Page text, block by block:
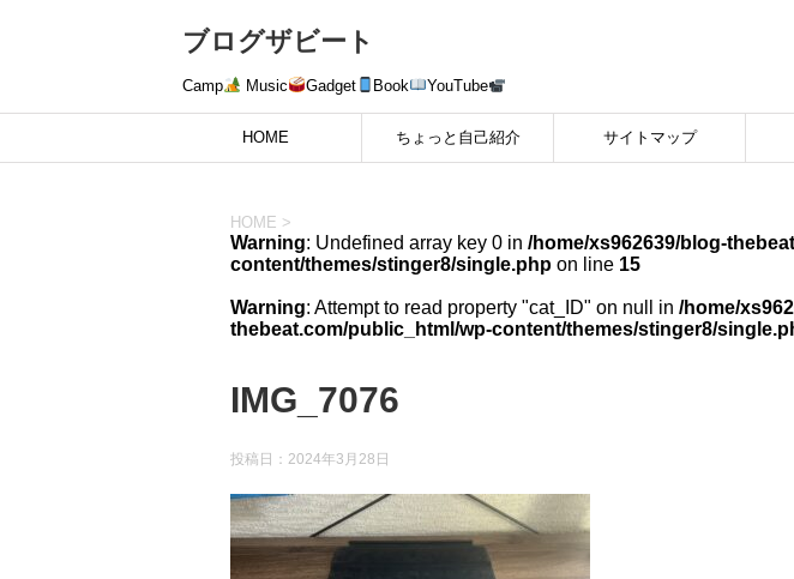
ブログザビート
Camp Music Gadget Book YouTube
HOME ちょっと自己紹介 サイトマップ
HOME >
Warning: Undefined array key 0 in /home/xs962639/blog-
content/themes/stinger8/single.php on line 15
Warning: Attempt to read property "cat_ID" on null in /home/
thebeat.com/public_html/wp-content/themes/stinger8/
IMG_7076
投稿日： 2024年3月28日